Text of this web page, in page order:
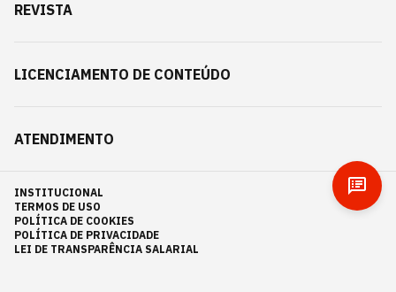
REVISTA
LICENCIAMENTO DE CONTEÚDO
ATENDIMENTO
INSTITUCIONAL
TERMOS DE USO
POLÍTICA DE COOKIES
POLÍTICA DE PRIVACIDADE
LEI DE TRANSPARÊNCIA SALARIAL